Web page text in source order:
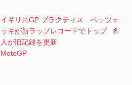
イギリスGP プラクティス ベッツェ
ッキが新ラップレコードでトップ 8
人が旧記録を更新
MotoGP